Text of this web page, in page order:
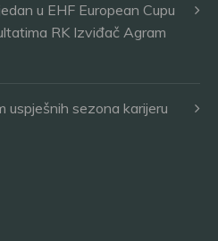
u EHF European Cupu
RK Izviđač Agram
uspješnih sezona karijeru